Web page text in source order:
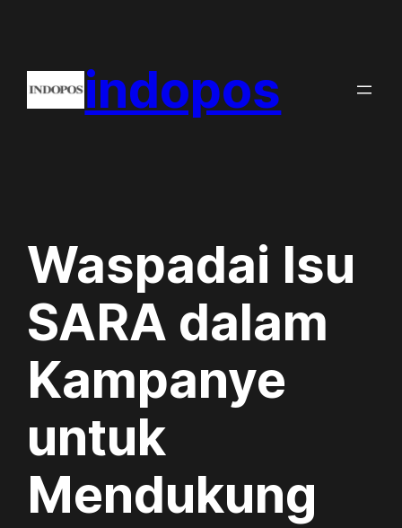
content
indopos
Waspadai Isu
SARA dalam
Kampanye
untuk
Mendukung